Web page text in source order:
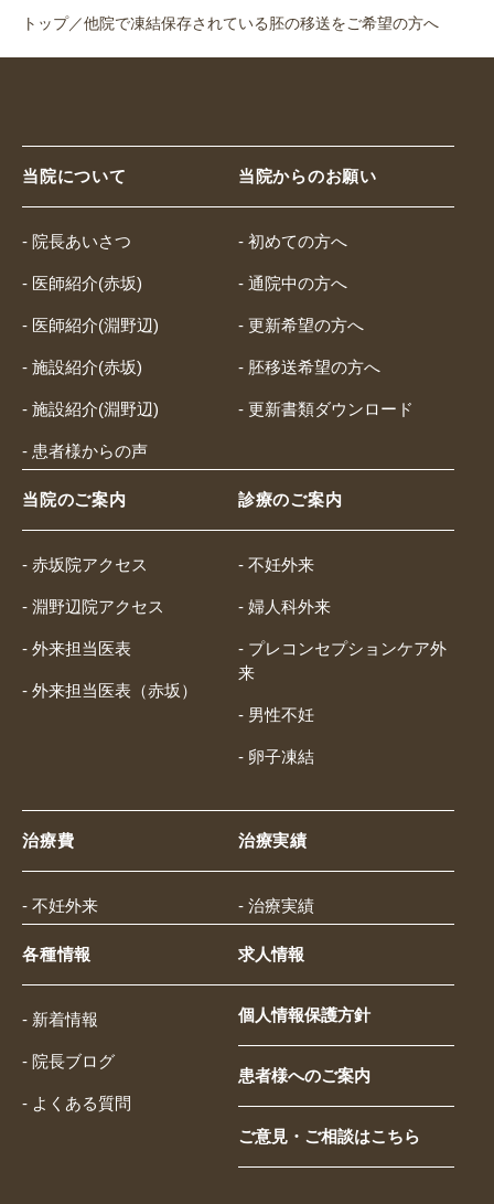
トップ／他院で凍結保存されている胚の移送をご希望の方へ
当院について
- 院長あいさつ
- 医師紹介(赤坂)
- 医師紹介(淵野辺)
- 施設紹介(赤坂)
- 施設紹介(淵野辺)
- 患者様からの声
当院からのお願い
- 初めての方へ
- 通院中の方へ
- 更新希望の方へ
- 胚移送希望の方へ
- 更新書類ダウンロード
当院のご案内
- 赤坂院アクセス
- 淵野辺院アクセス
- 外来担当医表
- 外来担当医表（赤坂）
診療のご案内
- 不妊外来
- 婦人科外来
- プレコンセプションケア外
来
- 男性不妊
- 卵子凍結
治療費
- 不妊外来
治療実績
- 治療実績
各種情報
- 新着情報
- 院長ブログ
- よくある質問
求人情報
個人情報保護方針
患者様へのご案内
ご意見・ご相談はこちら